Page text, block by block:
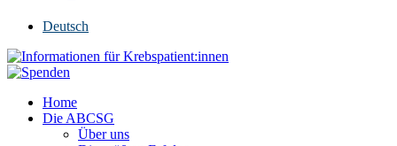
Deutsch
Home
Die ABCSG
Über uns